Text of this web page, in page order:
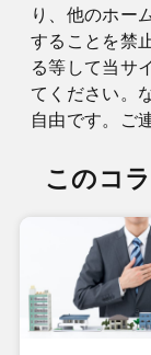
り、他のホー
することを禁
る等して当サ
てください。
自由です。ご
このコ